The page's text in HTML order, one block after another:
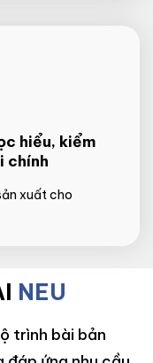
hiểu, kiểm
chính
xuất cho
NEU
trình bài bản